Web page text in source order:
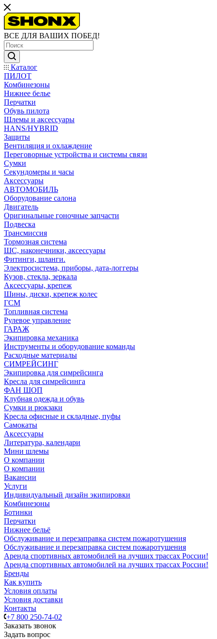
ВСЕ ДЛЯ ВАШИХ ПОБЕД!
Каталог
ПИЛОТ
Комбинезоны
Нижнее белье
Перчатки
Обувь пилота
Шлемы и аксессуары
HANS/HYBRID
Защиты
Вентиляция и охлаждение
Переговорные устройства и системы связи
Сумки
Секундомеры и часы
Аксессуары
АВТОМОБИЛЬ
Оборудование салона
Двигатель
Оригинальные гоночные запчасти
Подвеска
Трансмиссия
Тормозная система
ШС, наконечники, аксессуары
Фитинги, шланги.
Электросистема, приборы, дата-логгеры
Кузов, стекла, зеркала
Аксессуары, крепеж
Шины, диски, крепеж колес
ГСМ
Топливная система
Рулевое управление
ГАРАЖ
Экипировка механика
Инструменты и оборудование команды
Расходные материалы
СИМРЕЙСИНГ
Экипировка для симрейсинга
Кресла для симрейсинга
ФАН ШОП
Клубная одежда и обувь
Сумки и рюкзаки
Кресла офисные и складные, пуфы
Самокаты
Аксессуары
Литература, календари
Мини шлемы
О компании
О компании
Вакансии
Услуги
Индивидуальный дизайн экипировки
Комбинезоны
Ботинки
Перчатки
Нижнее бельё
Обслуживание и перезаправка систем пожаротушения
Обслуживание и перезаправка систем пожаротушения
Аренда спортивных автомобилей на лучших трассах России!
Аренда спортивных автомобилей на лучших трассах России!
Бренды
Как купить
Условия оплаты
Условия доставки
Контакты
+7 800 250-74-02
Заказать звонок
Задать вопрос